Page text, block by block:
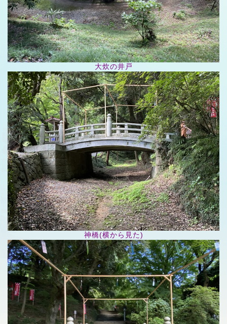
大炊の井戸
神橋(横から見た)